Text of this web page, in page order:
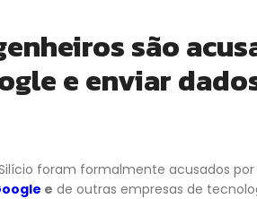
são
e enviar
foram formalmente acusados por
e de outras empresas de